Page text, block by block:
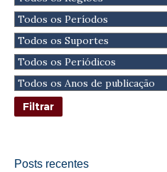
Posts recentes